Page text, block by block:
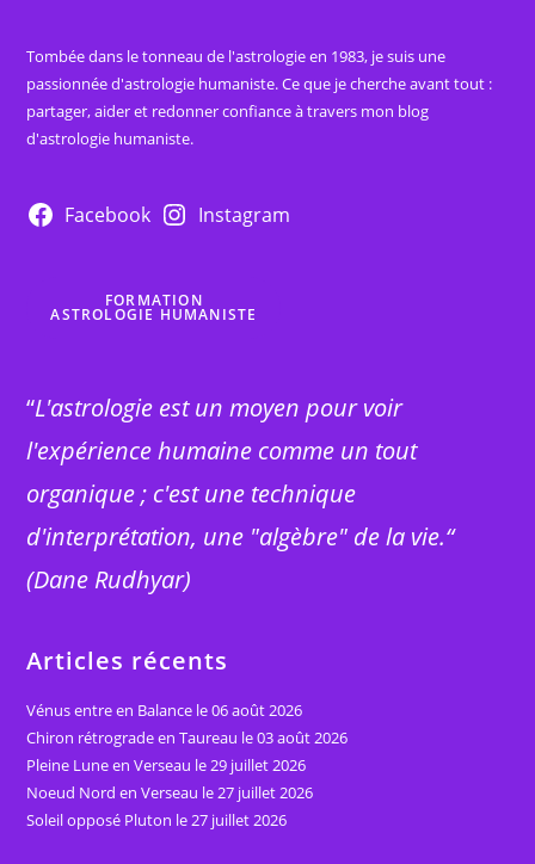
Tombée dans le tonneau de l'astrologie en 1983, je suis une
passionnée d'astrologie humaniste. Ce que je cherche avant tout :
partager, aider et redonner confiance à travers mon blog
d'astrologie humaniste.
Facebook Instagram
FORMATION
ASTROLOGIE HUMANISTE
“L'astrologie est un moyen pour voir
l'expérience humaine comme un tout
organique ; c'est une technique
d'interprétation, une "algèbre" de la vie.“
(Dane Rudhyar)
Articles récents
Vénus entre en Balance le 06 août 2026
Chiron rétrograde en Taureau le 03 août 2026
Pleine Lune en Verseau le 29 juillet 2026
Noeud Nord en Verseau le 27 juillet 2026
Soleil opposé Pluton le 27 juillet 2026